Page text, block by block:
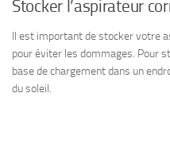
Stocker l’aspirateur
Il est important de stocker votre
pour éviter les dommages. Pour
base de chargement dans un
du soleil.